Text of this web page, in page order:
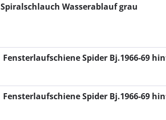
Spiralschlauch Wasserablauf grau
Fensterlaufschiene Spider Bj.1966-69
Fensterlaufschiene Spider Bj.1966-69